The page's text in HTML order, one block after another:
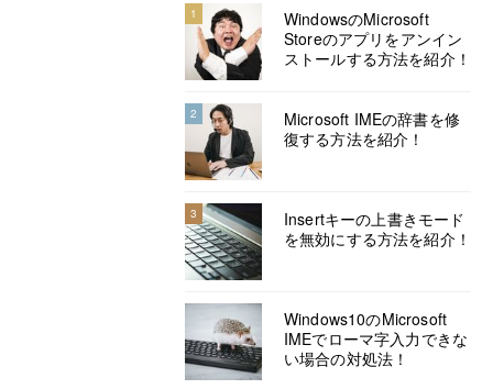
1
WindowsのMicrosoft
Storeのアプリをアンイン
ストールする方法を紹介！
2
Microsoft IMEの辞書を修
復する方法を紹介！
3
Insertキーの上書きモード
を無効にする方法を紹介！
Windows10のMicrosoft
IMEでローマ字入力できな
い場合の対処法！